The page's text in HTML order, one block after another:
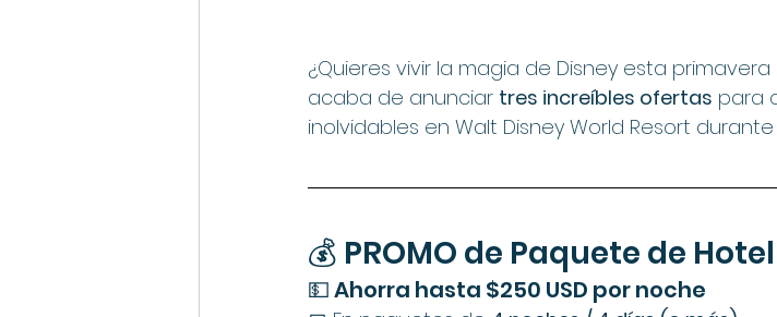
¿Quieres vivir la magia de Disney esta
acaba de anunciar tres increíbles ofertas para
inolvidables en Walt Disney World Resort
💰 PROMO de Paquete de
💵 Ahorra hasta $250 USD por noche